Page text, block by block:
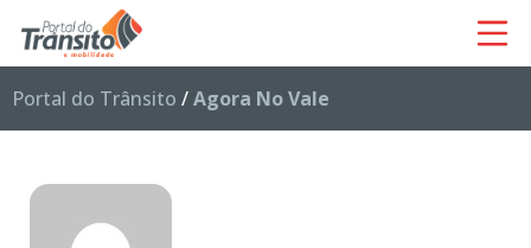
Portal do Trânsito /Agora No Vale